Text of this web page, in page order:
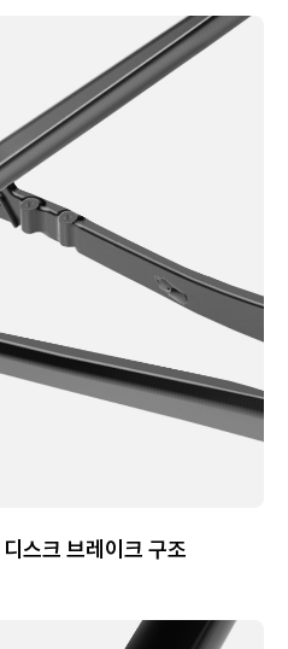
스크 브레이크 구조